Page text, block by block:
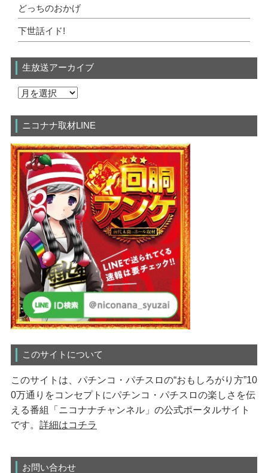
どっちのおかげ
下世話イド!
生放送アーカイブ
ニコナナ取材LINE
このサイトについて
このサイトは、パチンコ・パチスロの“おもしろがり方”10
0万通りをコンセプトにパチンコ・パチスロの楽しさを伝
える番組「ニコナナチャンネル」の公式ポータルサイト
です。 詳細はコチラ
お問い合わせ